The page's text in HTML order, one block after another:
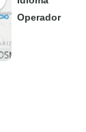
Operador